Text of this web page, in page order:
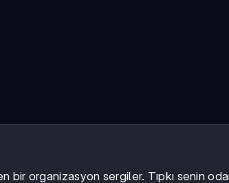
bir organizasyon sergiler. Tıpkı senin